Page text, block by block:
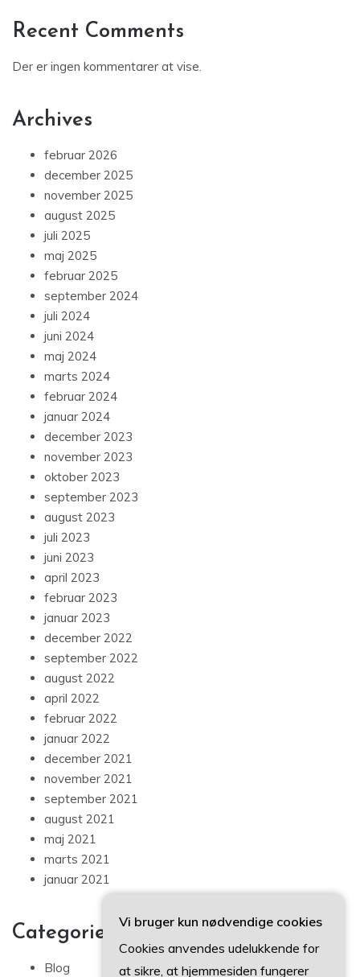
Recent Comments
Der er ingen kommentarer at vise.
Archives
februar 2026
december 2025
november 2025
august 2025
juli 2025
maj 2025
februar 2025
september 2024
juli 2024
juni 2024
maj 2024
marts 2024
februar 2024
januar 2024
december 2023
november 2023
oktober 2023
september 2023
august 2023
juli 2023
juni 2023
april 2023
februar 2023
januar 2023
december 2022
september 2022
august 2022
april 2022
februar 2022
januar 2022
december 2021
november 2021
september 2021
august 2021
maj 2021
marts 2021
januar 2021
Categories
Blog
Vi bruger kun nødvendige cookies
Cookies anvendes udelukkende for
at sikre, at hjemmesiden fungerer